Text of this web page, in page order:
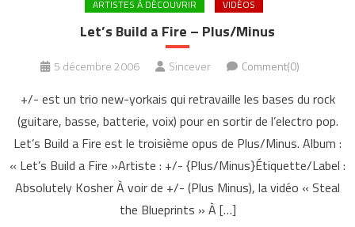
ARTISTES À DÉCOUVRIR VIDÉOS
Let’s Build a Fire – Plus/Minus
5 décembre 2006 Sincever Comment(0)
+/- est un trio new-yorkais qui retravaille les bases du rock
(guitare, basse, batterie, voix) pour en sortir de l’electro pop.
Let’s Build a Fire est le troisième opus de Plus/Minus. Album :
« Let’s Build a Fire »Artiste : +/- {Plus/Minus}Étiquette/Label :
Absolutely Kosher À voir de +/- (Plus Minus), la vidéo « Steal
the Blueprints » À […]